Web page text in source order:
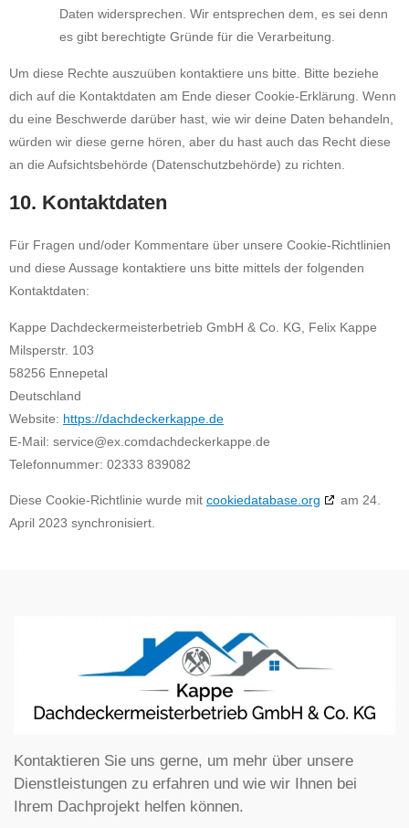
Daten widersprechen. Wir entsprechen dem, es sei denn
es gibt berechtigte Gründe für die Verarbeitung.
Um diese Rechte auszuüben kontaktiere uns bitte. Bitte beziehe
dich auf die Kontaktdaten am Ende dieser Cookie-Erklärung. Wenn
du eine Beschwerde darüber hast, wie wir deine Daten behandeln,
würden wir diese gerne hören, aber du hast auch das Recht diese
an die Aufsichtsbehörde (Datenschutzbehörde) zu richten.
10. Kontaktdaten
Für Fragen und/oder Kommentare über unsere Cookie-Richtlinien
und diese Aussage kontaktiere uns bitte mittels der folgenden
Kontaktdaten:
Kappe Dachdeckermeisterbetrieb GmbH & Co. KG, Felix Kappe
Milsperstr. 103
58256 Ennepetal
Deutschland
Website: https://dachdeckerkappe.de
E-Mail: service@ex.comdachdeckerkappe.de
Telefonnummer: 02333 839082
Diese Cookie-Richtlinie wurde mit cookiedatabase.org
am 24.
April 2023 synchronisiert.
Kontaktieren Sie uns gerne, um mehr über unsere
Dienstleistungen zu erfahren und wie wir Ihnen bei
Ihrem Dachprojekt helfen können.